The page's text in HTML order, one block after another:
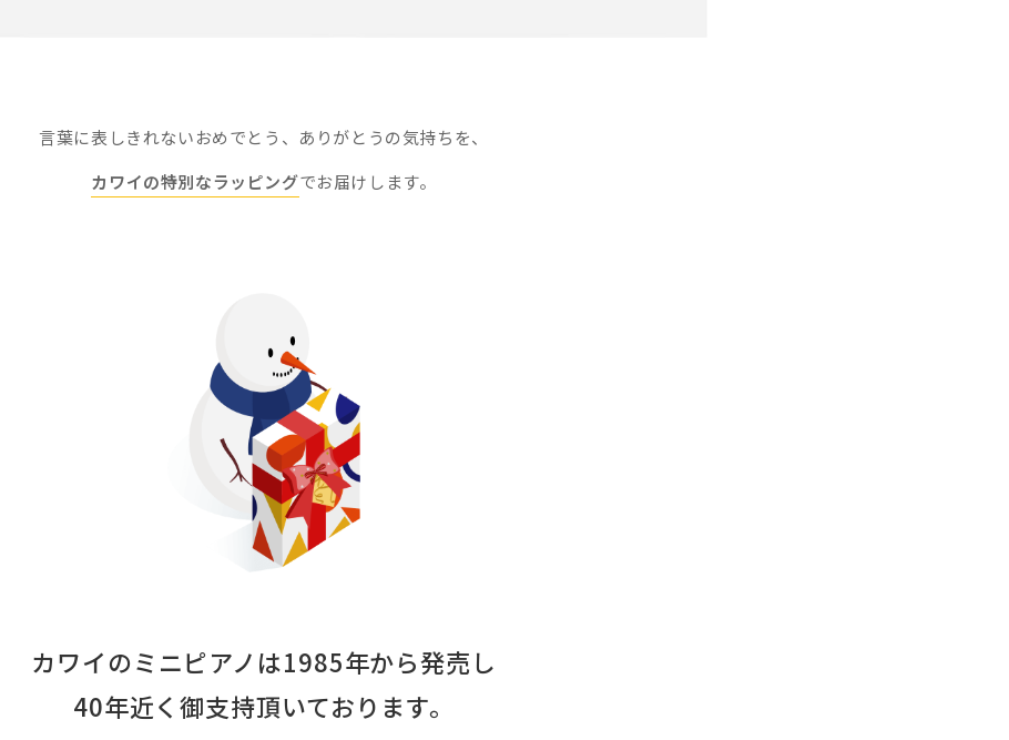
言葉に表しきれないおめでとう、 ありがとうの気持ちを、
カワイの特別なラッピングでお届けします。
カワイのミニピアノは1985年から発売し
40年近く御支持頂いております。